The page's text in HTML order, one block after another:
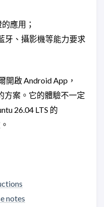
應用；
牙、攝影機等能力要求
開啟 Android App，
方案。它的體驗不一定
26.04 LTS 的
notes